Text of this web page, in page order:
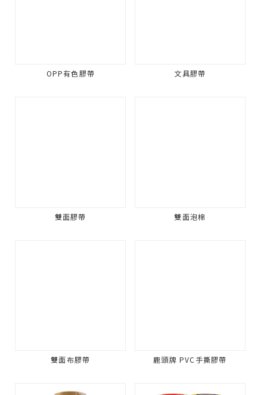
OPP有色膠帶 文具膠帶
雙面膠帶 雙面泡棉
雙面布膠帶 鹿頭牌 PVC手撕膠帶